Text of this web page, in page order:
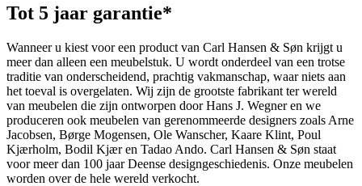
Tot 5 jaar garantie*
Wanneer u kiest voor een product van Carl Hansen & Søn krijgt u
meer dan alleen een meubelstuk. U wordt onderdeel van een trotse
traditie van onderscheidend, prachtig vakmanschap, waar niets aan
het toeval is overgelaten. Wij zijn de grootste fabrikant ter wereld
van meubelen die zijn ontworpen door Hans J. Wegner en we
produceren ook meubelen van gerenommeerde designers zoals Arne
Jacobsen, Børge Mogensen, Ole Wanscher, Kaare Klint, Poul
Kjærholm, Bodil Kjær en Tadao Ando. Carl Hansen & Søn staat
voor meer dan 100 jaar Deense designgeschiedenis. Onze meubelen
worden over de hele wereld verkocht.